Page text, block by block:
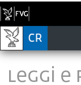
LEGGI E